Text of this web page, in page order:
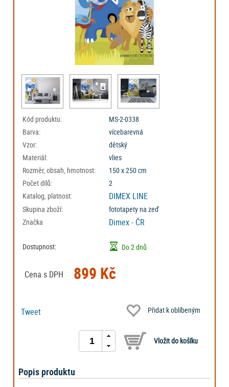
Kód produktu:
MS-2-0338
Barva:
vícebarevná
Vzor:
dětský
Materiál:
vlies
Rozměr, obsah, hmotnost:
150 x 250 cm
Počet dílů:
2
Katalog, platnost:
DIMEX LINE
Skupina zboží:
fototapety na zeď
Značka
Dimex - ČR
Dostupnost: Do 2 dnů
Cena s DPH 899 Kč
Tweet Přidat k oblíbeným
Popis produktu